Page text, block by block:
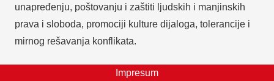
unapređenju, poštovanju i zaštiti ljudskih i manjinskih
prava i sloboda, promociji kulture dijaloga, tolerancije i
mirnog rešavanja konflikata.
Impresum